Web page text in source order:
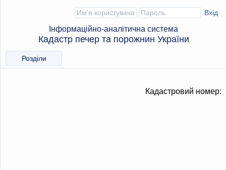
Інформаційно-аналітична система
Кадастр печер та порожнин України
Розділи
Кадастровий номер: